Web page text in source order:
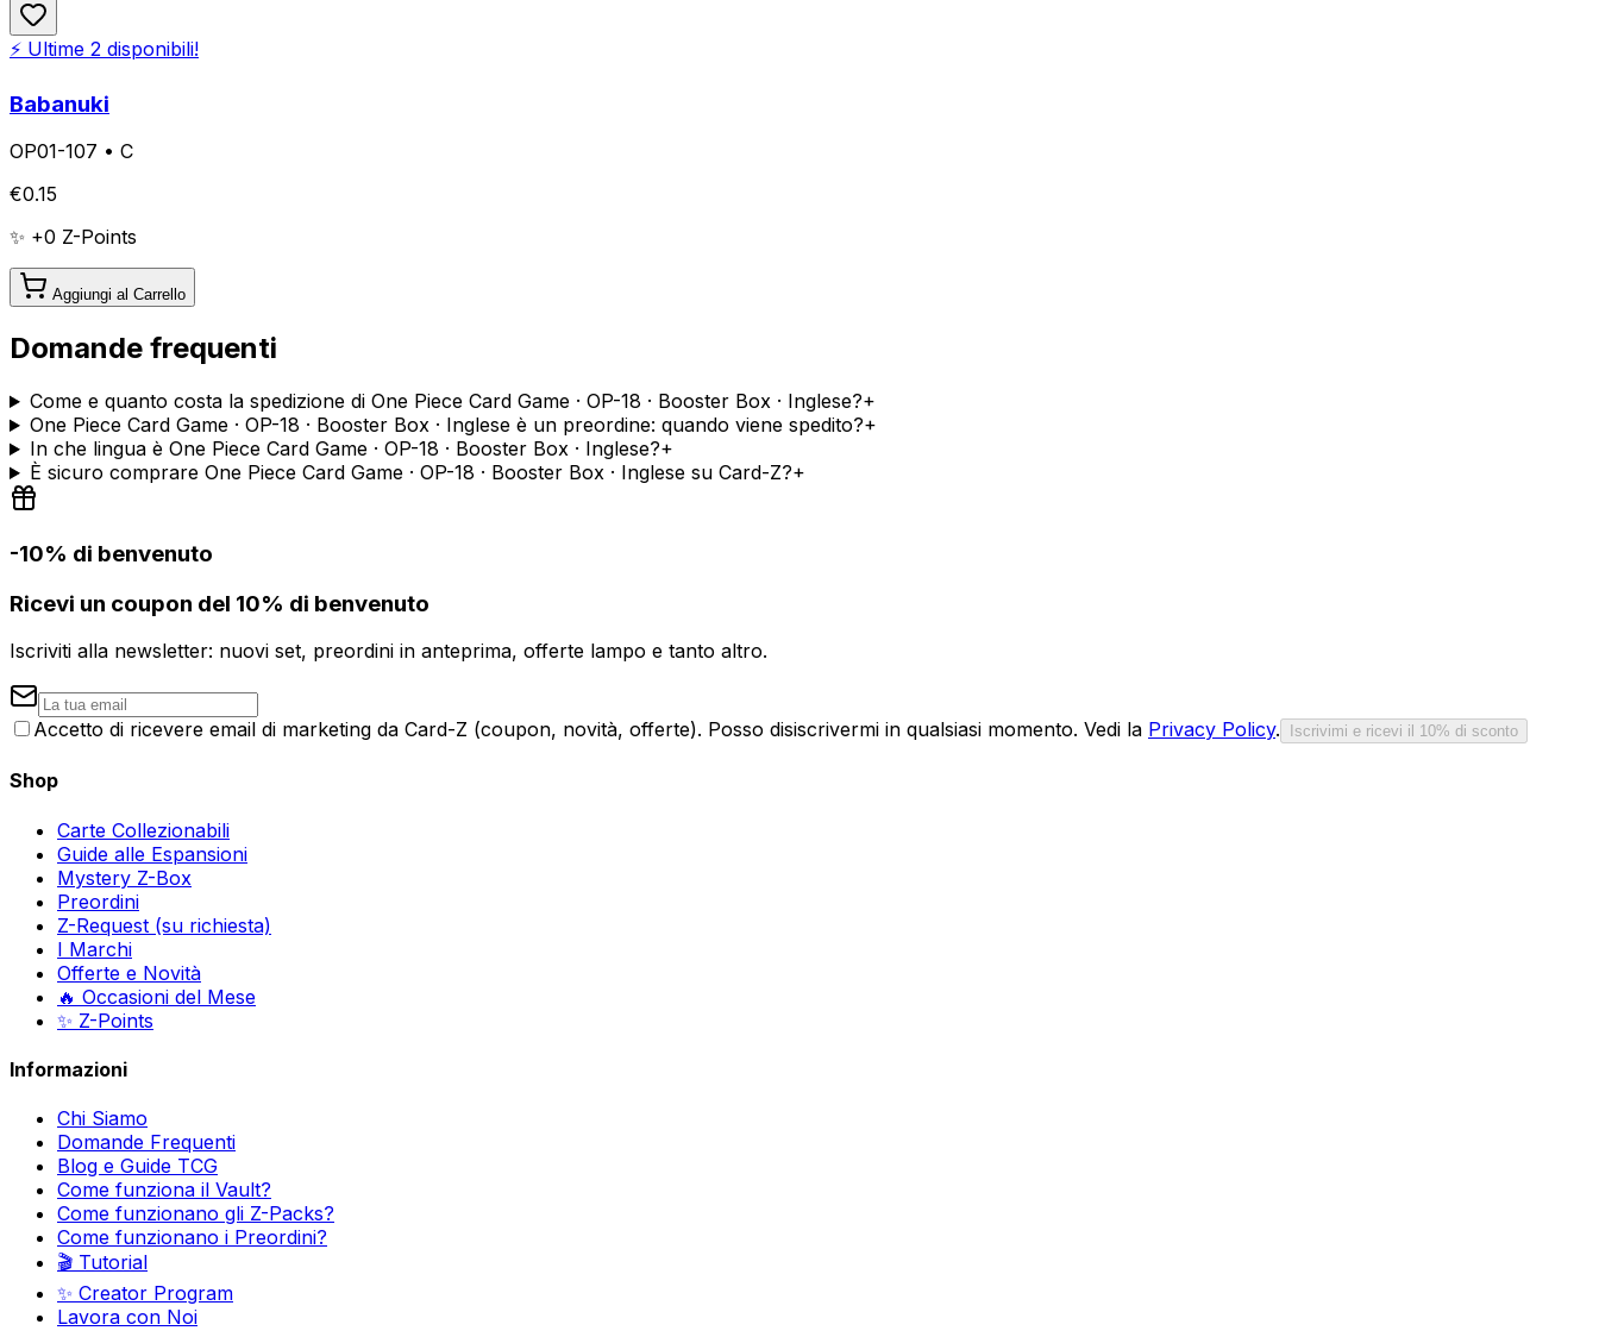
⚡ Ultime 2 disponibili!
Babanuki
OP01-107 • C
€0.15
✨ +0 Z-Points
Aggiungi al Carrello
Domande frequenti
Come e quanto costa la spedizione di One Piece Card Game · OP-18 · Booster Box · Inglese?+
One Piece Card Game · OP-18 · Booster Box · Inglese è un preordine: quando viene spedito?+
In che lingua è One Piece Card Game · OP-18 · Booster Box · Inglese?+
È sicuro comprare One Piece Card Game · OP-18 · Booster Box · Inglese su Card-Z?+
-10% di benvenuto
Ricevi un coupon del 10% di benvenuto
Iscriviti alla newsletter: nuovi set, preordini in anteprima, offerte lampo e tanto altro.
Accetto di ricevere email di marketing da Card-Z (coupon, novità, offerte). Posso disiscrivermi in qualsiasi momento. Vedi la Privacy Policy. Iscrivimi e ricevi il 10% di sconto
Shop
Carte Collezionabili
Guide alle Espansioni
Mystery Z-Box
Preordini
Z-Request (su richiesta)
I Marchi
Offerte e Novità
🔥 Occasioni del Mese
✨ Z-Points
Informazioni
Chi Siamo
Domande Frequenti
Blog e Guide TCG
Come funziona il Vault?
Come funzionano gli Z-Packs?
Come funzionano i Preordini?
🎬 Tutorial
✨ Creator Program
Lavora con Noi